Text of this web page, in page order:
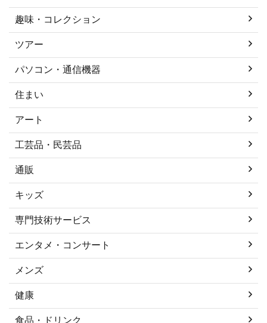
趣味・コレクション
ツアー
パソコン・通信機器
住まい
アート
工芸品・民芸品
通販
キッズ
専門技術サービス
エンタメ・コンサート
メンズ
健康
食品・ドリンク